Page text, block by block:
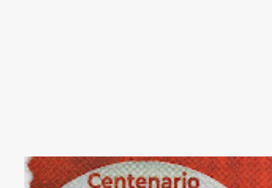
5504 ATLETICO OSASUNA